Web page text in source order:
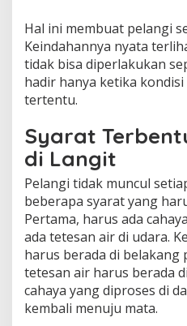
Hal ini membuat pelangi
Keindahannya nyata
tidak bisa diperlakukan
hadir hanya ketika
tertentu.
Syarat
di Langit
Pelangi tidak muncul
beberapa syarat yang
Pertama, harus ada
ada tetesan air di udara.
harus berada di belakang
tetesan air harus berada
cahaya yang diproses di
kembali menuju mata.